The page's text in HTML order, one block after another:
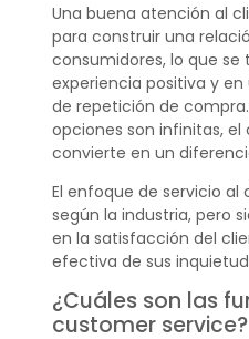
Una buena atención al
para construir una
consumidores, lo que se
experiencia positiva y
de repetición de
opciones son infinitas,
convierte en un
El enfoque de servicio al
según la industria, pero
en la satisfacción del
efectiva de sus
¿Cuáles son las
customer service?